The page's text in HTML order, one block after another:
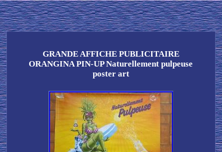
GRANDE AFFICHE PUBLICITAIRE
ORANGINA PIN-UP Naturellement pulpeuse
poster art